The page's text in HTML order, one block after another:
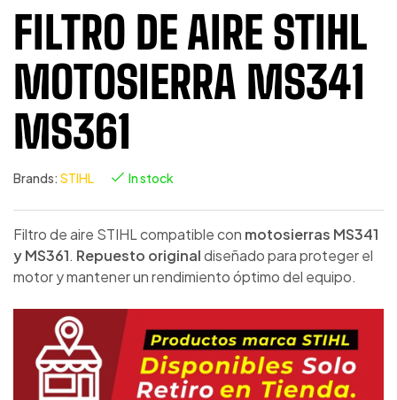
FILTRO DE AIRE STIHL
MOTOSIERRA MS341
MS361
Brands: STIHL In stock
Filtro de aire STIHL compatible con motosierras MS341
y MS361. Repuesto originaldiseñado para proteger el
motor y mantener un rendimiento óptimo del equipo.